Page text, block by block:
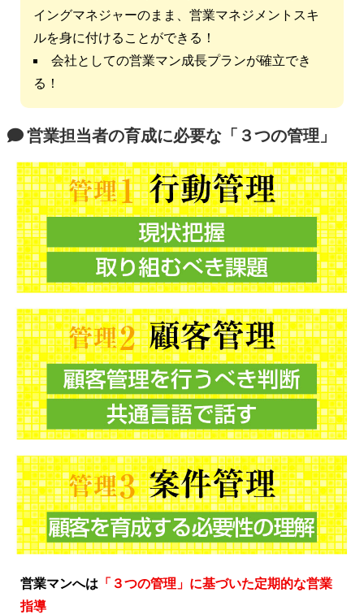
イングマネジャーのまま、営業マネジメントスキ
ルを身に付けることができる！
会社としての営業マン成長プランが確立でき
る！
営業担当者の育成に必要な「３つの管理」
営業マンへは 「３つの管理」に基づいた定期的な営業
指導